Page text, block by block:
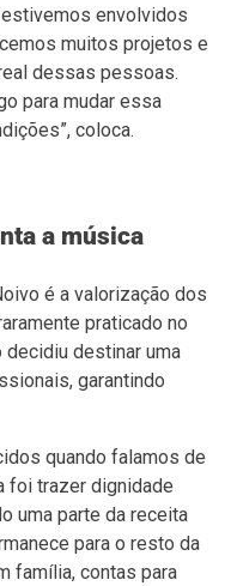
envolvidos
muitos projetos e
dessas pessoas.
para mudar essa
coloca.
a música
é a valorização dos
praticado no
decidiu destinar uma
garantindo
quando falamos de
foi trazer dignidade
uma parte da receita
para o resto da
família, contas para